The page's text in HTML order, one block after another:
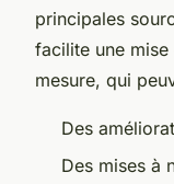
principales
facilite une
mesure, qui
Des
Des mises à